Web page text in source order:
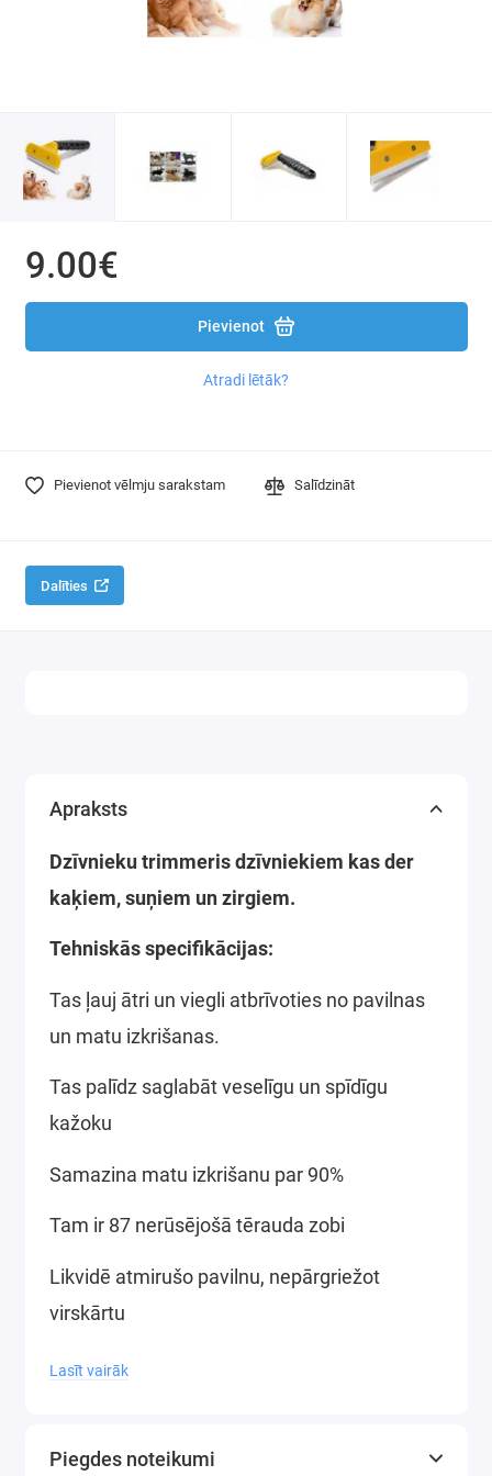
Mājdzīvnieku Ķemmes / Trimmeri
9.00€
Pievienot
Atradi lētāk?
Pievienot vēlmju sarakstam Salīdzināt
Dalīties
Apraksts
Dzīvnieku trimmeris dzīvniekiem kas der
kaķiem, suņiem un zirgiem.
Tehniskās specifikācijas:
Tas ļauj ātri un viegli atbrīvoties no pavilnas
un matu izkrišanas.
Tas palīdz saglabāt veselīgu un spīdīgu
kažoku
Samazina matu izkrišanu par 90%
Tam ir 87 nerūsējošā tērauda zobi
Likvidē atmirušo pavilnu, nepārgriežot
virskārtu
Asmens izgatavots no izturīga tērauda
kaķiem un zirgiem
Lasīt vairāk
Piegdes noteikumi